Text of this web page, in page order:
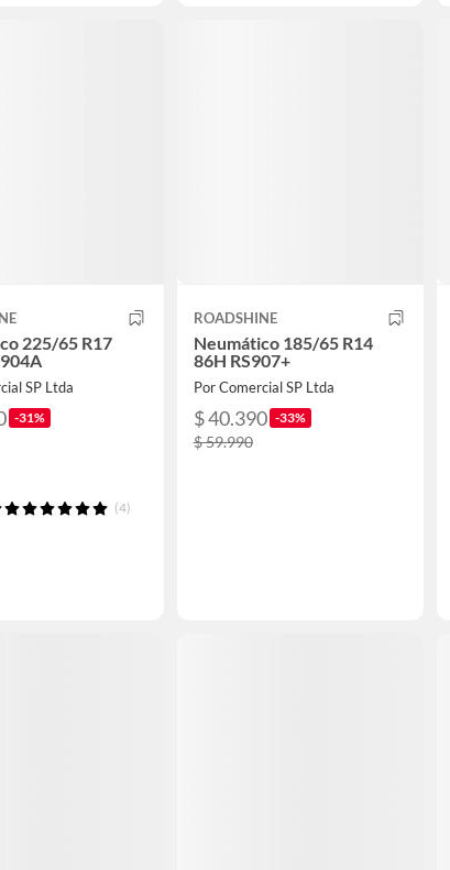
225/65 R17
SP Ltda
-31%
(4)
ROADSHINE
Neumático 185/65 R14
86H RS907+
Por Comercial SP Ltda
$ 40.390 -33%
$ 59.990